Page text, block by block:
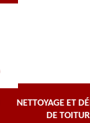
NETTOYAGE ET
DE